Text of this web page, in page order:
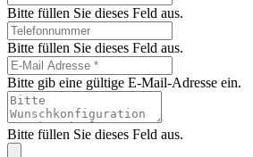
Bitte füllen Sie dieses Feld aus.
Bitte füllen Sie dieses Feld aus.
Bitte gib eine gültige E-Mail-Adresse ein.
Bitte füllen Sie dieses Feld aus.